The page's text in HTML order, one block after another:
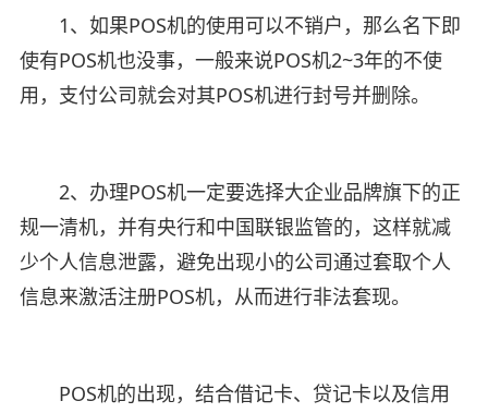
1、如果POS机的使用可以不销户，那么名下即
使有POS机也没事，一般来说POS机2~3年的不使
用，支付公司就会对其POS机进行封号并删除。
2、办理POS机一定要选择大企业品牌旗下的正
规一清机，并有央行和中国联银监管的，这样就减
少个人信息泄露，避免出现小的公司通过套取个人
信息来激活注册POS机，从而进行非法套现。
POS机的出现，结合借记卡、贷记卡以及信用